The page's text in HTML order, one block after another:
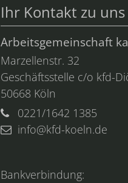
Ihr Kontakt zu uns
Arbeitsgemeinschaft
Marzellenstr. 32
Geschäftsstelle c/o kfd-
50668 Köln
0221/1642 1385
info@kfd-koeln.de
Bankverbindung: